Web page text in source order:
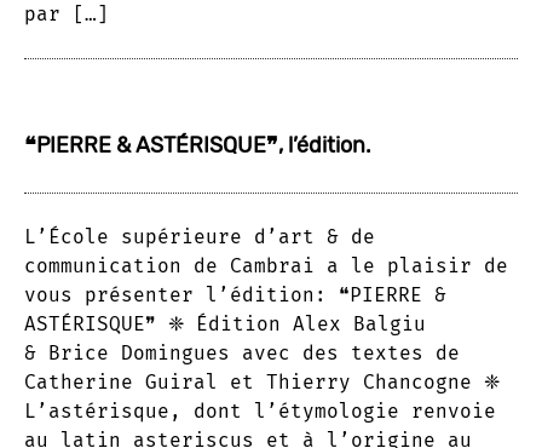
par […]
❝PIERRE & ASTÉRISQUE❞, l’édition.
L’École supérieure d’art & de
communication de Cambrai a le plaisir de
vous présenter l’édition: ❝PIERRE &
ASTÉRISQUE❞ ❈ Édition Alex Balgiu
& Brice Domingues avec des textes de
Catherine Guiral et Thierry Chancogne ❈
L’astérisque, dont l’étymologie renvoie
au latin asteriscus et à l’origine au